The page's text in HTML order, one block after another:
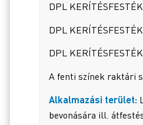
DPL
DPL
DPL
A fenti színek raktári
Alkalmazási terület:
bevonására ill.